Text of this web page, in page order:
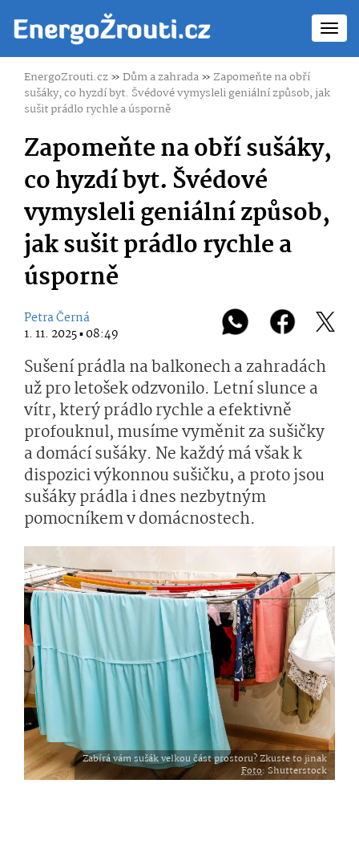
EnergoZrouti.cz»Dům a zahrada»Zapomeňte na obří
sušáky, co hyzdí byt. Švédové vymysleli geniální způsob, jak
sušit prádlo rychle a úsporně
Zapomeňte na obří sušáky,
co hyzdí byt. Švédové
vymysleli geniální způsob,
jak sušit prádlo rychle a
úsporně
Petra Černá
1. 11. 2025 ▪ 08:49
Sušení prádla na balkonech a zahradách
už pro letošek odzvonilo. Letní slunce a
vítr, který prádlo rychle a efektivně
profouknul, musíme vyměnit za sušičky
a domácí sušáky. Ne každý má však k
dispozici výkonnou sušičku, a proto jsou
sušáky prádla i dnes nezbytným
pomocníkem v domácnostech.
Zabírá vám sušák velkou část prostoru? Zkuste to jinak
Foto: Shutterstock